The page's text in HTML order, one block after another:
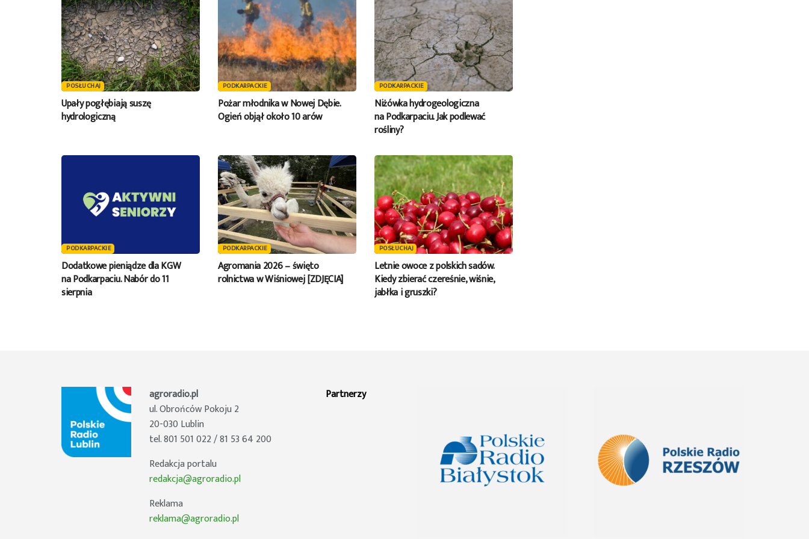
POSŁUCHAJ
Upały pogłębiają suszę
hydrologiczną
PODKARPACKIE
Pożar młodnika w Nowej Dębie.
Ogień objął około 10 arów
PODKARPACKIE
Niżówka hydrogeologiczna
na Podkarpaciu. Jak podlewać
rośliny?
PODKARPACKIE
Dodatkowe pieniądze dla KGW
na Podkarpaciu. Nabór do 11
sierpnia
PODKARPACKIE
Agromania 2026 – święto
rolnictwa w Wiśniowej [ZDJĘCIA]
POSŁUCHAJ
Letnie owoce z polskich sadów.
Kiedy zbierać czereśnie, wiśnie,
jabłka i gruszki?
agroradio.pl
ul. Obrońców Pokoju 2
20-030 Lublin
tel. 801 501 022 / 81 53 64 200
Redakcja portalu
redakcja@agroradio.pl
Reklama
reklama@agroradio.pl
Partnerzy